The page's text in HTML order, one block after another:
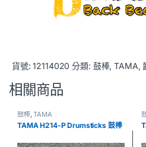
貨號:12114020 分類: 鼓棒,TAMA,
相關商品
鼓棒,TAMA
TAMA H214-P Drumsticks 鼓棒